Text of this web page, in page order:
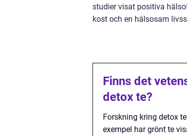
studier visat positiva
kost och en hälsosam
Finns det
detox te?
Forskning kring detox
exempel har grönt te